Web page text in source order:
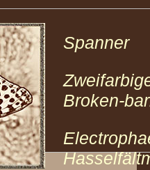
Spanner
Broken-